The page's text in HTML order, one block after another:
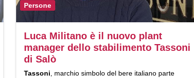
Persone
Luca Militano è il nuovo plant
manager dello stabilimento Tassoni
di Salò
Tassoni, marchio simbolo del bere italiano parte